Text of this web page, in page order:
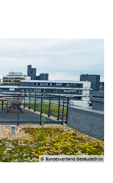
© Bundesverband GebäudeGrün